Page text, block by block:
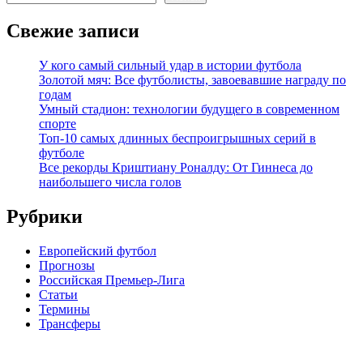
Свежие записи
У кого самый сильный удар в истории футбола
Золотой мяч: Все футболисты, завоевавшие награду по
годам
Умный стадион: технологии будущего в современном
спорте
Топ-10 самых длинных беспроигрышных серий в
футболе
Все рекорды Криштиану Роналду: От Гиннеса до
наибольшего числа голов
Рубрики
Европейский футбол
Прогнозы
Российская Премьер-Лига
Статьи
Термины
Трансферы